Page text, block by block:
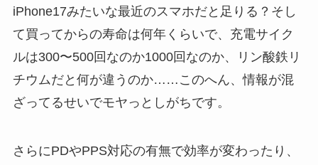
iPhone17みたいな最近のスマホだと足りる？そし
て買ってからの寿命は何年くらいで、充電サイク
ルは300〜500回なのか1000回なのか、リン酸鉄リ
チウムだと何が違うのか……このへん、情報が混
ざってるせいでモヤっとしがちです。
さらにPDやPPS対応の有無で効率が変わったり、